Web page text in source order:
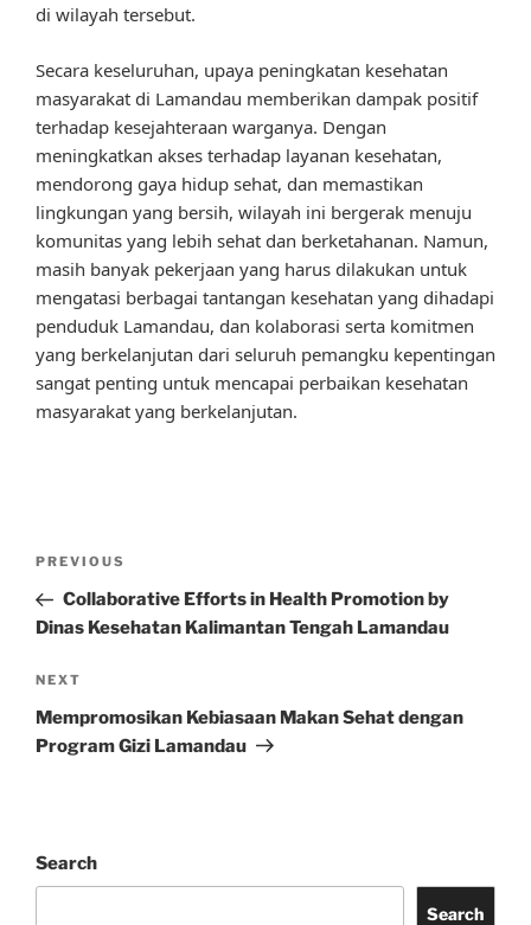
di wilayah tersebut.
Secara keseluruhan, upaya peningkatan kesehatan
masyarakat di Lamandau memberikan dampak positif
terhadap kesejahteraan warganya. Dengan
meningkatkan akses terhadap layanan kesehatan,
mendorong gaya hidup sehat, dan memastikan
lingkungan yang bersih, wilayah ini bergerak menuju
komunitas yang lebih sehat dan berketahanan. Namun,
masih banyak pekerjaan yang harus dilakukan untuk
mengatasi berbagai tantangan kesehatan yang dihadapi
penduduk Lamandau, dan kolaborasi serta komitmen
yang berkelanjutan dari seluruh pemangku kepentingan
sangat penting untuk mencapai perbaikan kesehatan
masyarakat yang berkelanjutan.
Previous
Post
PREVIOUS
Collaborative Efforts in Health Promotion by
Dinas Kesehatan Kalimantan Tengah Lamandau
Next
Post
NEXT
Mempromosikan Kebiasaan Makan Sehat dengan
Program Gizi Lamandau
Search
Search